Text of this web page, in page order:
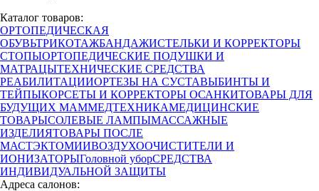
Каталог товаров:
ОРТОПЕДИЧЕСКАЯ
ОБУВЬТРИКОТАЖБАНДАЖИСТЕЛЬКИ И КОРРЕКТОРЫ
СТОПЫОРТОПЕДИЧЕСКИЕ ПОДУШКИ И
МАТРАЦЫТЕХНИЧЕСКИЕ СРЕДСТВА
РЕАБИЛИТАЦИИОРТЕЗЫ НА СУСТАВЫБИНТЫ И
ТЕЙПЫКОРСЕТЫ И КОРРЕКТОРЫ ОСАНКИТОВАРЫ ДЛЯ
БУДУЩИХ МАММЕДТЕХНИКАМЕДИЦИНСКИЕ
ТОВАРЫСОЛЕВЫЕ ЛАМПЫМАССАЖНЫЕ
ИЗДЕЛИЯТОВАРЫ ПОСЛЕ
МАСТЭКТОМИИВОЗДУХООЧИСТИТЕЛИ И
ИОНИЗАТОРЫГоловной уборСРЕДСТВА
ИНДИВИДУАЛЬНОЙ ЗАЩИТЫ
Адреса салонов: